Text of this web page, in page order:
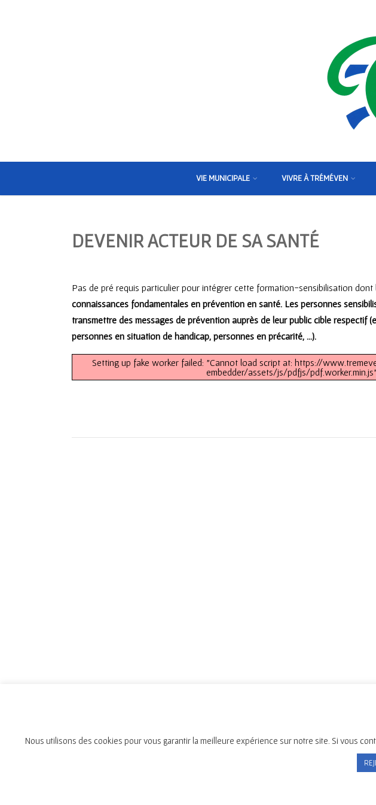
VIE MUNICIPALE VIVRE À TRÉMÉVEN
DEVENIR ACTEUR DE SA SANTÉ
Pas de pré requis particulier pour intégrer cette formation-sensibilisation dont
connaissances fondamentales en prévention en santé. Les personnes
transmettre des messages de prévention auprès de leur public cible respectif
personnes en situation de handicap, personnes en précarité, …).
Setting up fake worker failed: "Cannot load script at: https://
embedder/assets/js/pdfjs/pdf.worker.min.js".
Nous utilisons des cookies pour vous garantir la meilleure expérience sur notre site. Si vous